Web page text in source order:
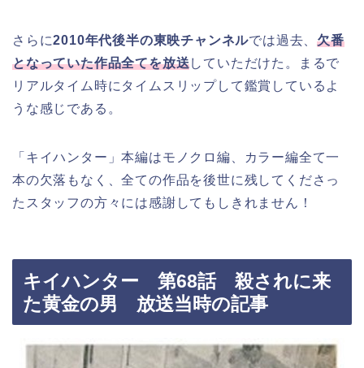
さらに2010年代後半の東映チャンネルでは過去、欠番
となっていた作品全てを放送していただけた。まるで
リアルタイム時にタイムスリップして鑑賞しているよ
うな感じである。
「キイハンター」本編はモノクロ編、カラー編全て一
本の欠落もなく、全ての作品を後世に残してくださっ
たスタッフの方々には感謝してもしきれません！
キイハンター 第68話 殺されに来
た黄金の男 放送当時の記事